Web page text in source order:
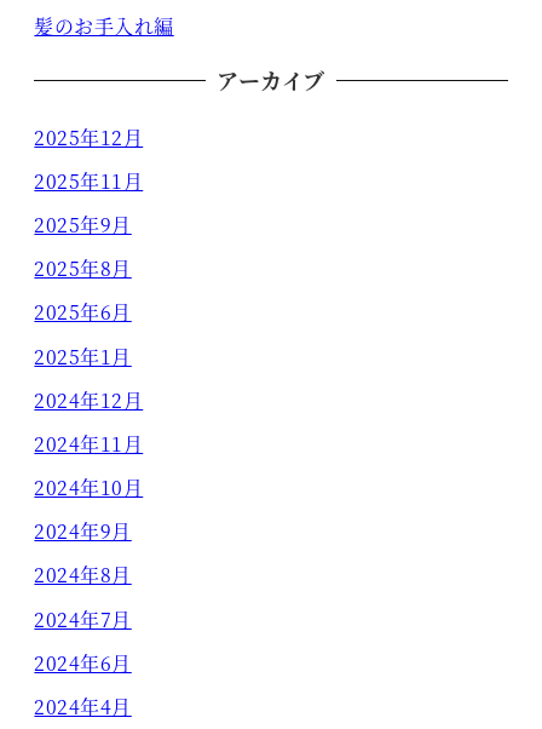
髪のお手入れ編
アーカイブ
2025年12月
2025年11月
2025年9月
2025年8月
2025年6月
2025年1月
2024年12月
2024年11月
2024年10月
2024年9月
2024年8月
2024年7月
2024年6月
2024年4月